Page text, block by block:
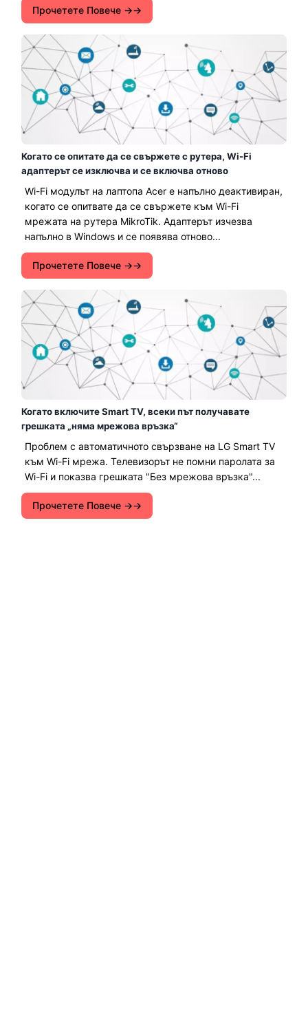
Прочетете Повече →
Когато се опитате да се свържете с рутера, Wi-Fi
адаптерът се изключва и се включва отново
Wi-Fi модулът на лаптопа Acer е напълно деактивиран,
когато се опитвате да се свържете към Wi-Fi
мрежата на рутера MikroTik. Адаптерът изчезва
напълно в Windows и се появява отново...
Прочетете Повече →
Когато включите Smart TV, всеки път получавате
грешката „няма мрежова връзка“
Проблем с автоматичното свързване на LG Smart TV
към Wi-Fi мрежа. Телевизорът не помни паролата за
Wi-Fi и показва грешката "Без мрежова връзка"...
Прочетете Повече →